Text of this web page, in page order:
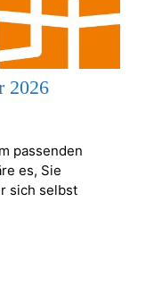
2026
passenden
es, Sie
sich selbst